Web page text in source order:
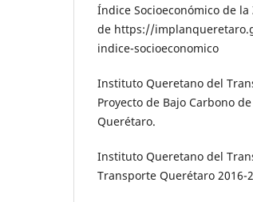
Índice Socioeconómico de
de https://
indice-socioeconomico
Instituto Queretano del
Proyecto de Bajo Carbono
Querétaro.
Instituto Queretano del
Transporte Querétaro 2016-